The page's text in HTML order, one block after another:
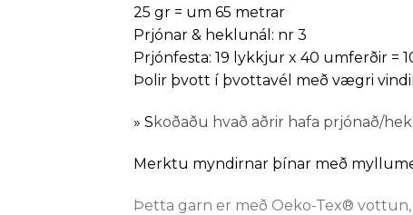
25 gr = um 65 metrar
Prjónar & heklunál: nr 3
Prjónfesta: 19 lykkjur x 40 umferðir =
Þolir þvott í þvottavél með vægri
» S koðaðu hvað aðrir hafa prjónað/
Merktu myndirnar þínar með
Þetta garn er með Oeko-Tex®